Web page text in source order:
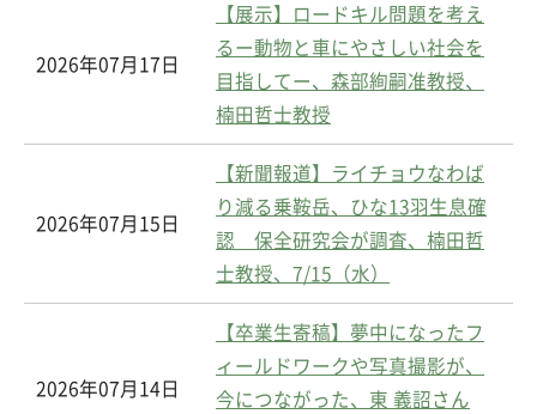
2026年07月17日
【展示】ロードキル問題を考え
るー動物と車にやさしい社会を
目指してー、森部絢嗣准教授、
楠田哲士教授
2026年07月15日
【新聞報道】ライチョウなわば
り減る乗鞍岳、ひな13羽生息確
認 保全研究会が調査、楠田哲
士教授、7/15（水）
2026年07月14日
【卒業生寄稿】夢中になったフ
ィールドワークや写真撮影が、
今につながった、東 義詔さん